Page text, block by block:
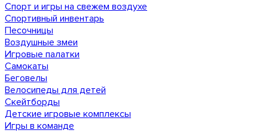
Спорт и игры на свежем воздухе
Спортивный инвентарь
Песочницы
Воздушные змеи
Игровые палатки
Самокаты
Беговелы
Велосипеды для детей
Скейтборды
Детские игровые комплексы
Игры в команде